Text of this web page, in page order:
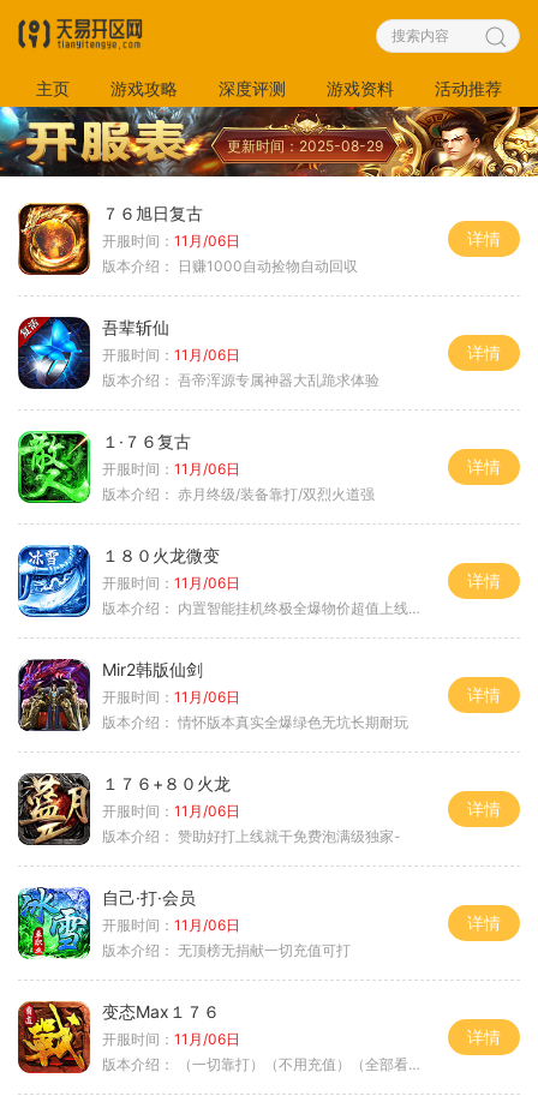
主页 游戏攻略 深度评测 游戏资料 活动推荐
更新时间：2025-08-29
７６旭日复古
开服时间： 11月/06日
版本介绍：
日赚1000自动捡物自动回収
详情
吾辈斩仙
开服时间： 11月/06日
版本介绍： 吾帝浑源专属神器大乱跪求体验
详情
１·７６复古
开服时间： 11月/06日
版本介绍： 赤月终级/装备靠打/双烈火道强
详情
１８０火龙微变
开服时间： 11月/06日
版本介绍： 内置智能挂机终极全爆物价超值上线送神器
详情
Mir2韩版仙剑
开服时间： 11月/06日
版本介绍： 情怀版本真实全爆绿色无坑长期耐玩
详情
１７６+８０火龙
开服时间： 11月/06日
版本介绍： 赞助好打上线就干免费泡满级独家-
详情
自己·打·会员
开服时间： 11月/06日
版本介绍： 无顶榜无捐献一切充值可打
详情
变态Max１７６
开服时间： 11月/06日
版本介绍：
（一切靠打）（不用充值）（全部看脸）
详情